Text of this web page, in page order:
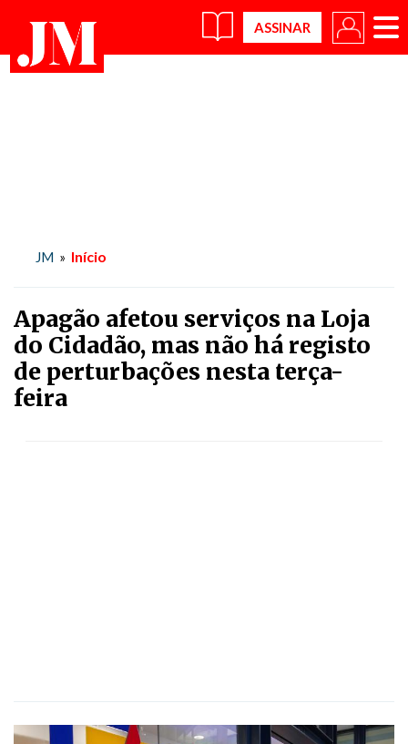
×
JM » Início
Apagão afetou serviços na Loja
do Cidadão, mas não há registo
de perturbações nesta terça-
feira